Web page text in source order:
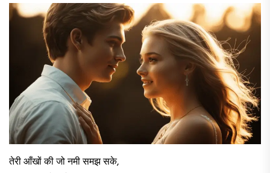
तेरी आँखों की जो नमी समझ सके,